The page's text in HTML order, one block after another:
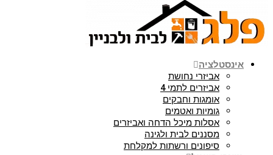
אביזרי נחושת
אביזרים לתמי 4
אומגות וחבקים
גומיות ואטמים
אסלות מיכל הדחה ואביזרים
מסננים לבית ולגינה
סיפונים ורשתות למקלחת